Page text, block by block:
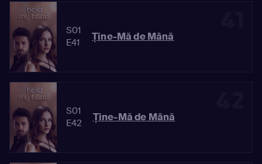
S01
E41
Ține-Mă de Mână
S01
E42
Ține-Mă de Mână